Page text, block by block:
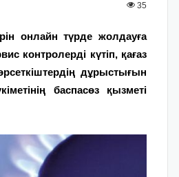
35
онлайн түрде жолдауға
контролерді күтіп, қағаз
дұрыстығын
баспасөз қызметі